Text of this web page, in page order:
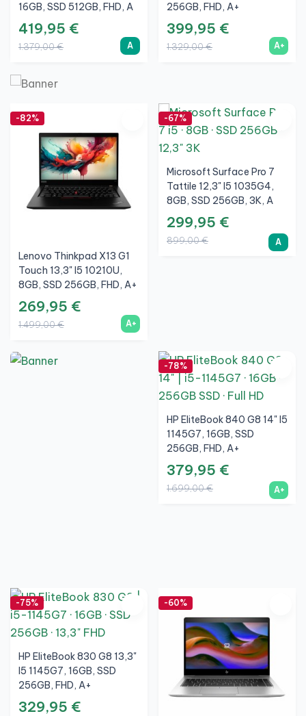
16GB, SSD 512GB, FHD, A
419,95 €
1.379,00 € A
256GB, FHD, A+
399,95 €
1.329,00 € A+
-82%
Lenovo Thinkpad X13 G1
Touch 13,3" I5 10210U,
8GB, SSD 256GB, FHD, A+
269,95 €
1.499,00 € A+
-67%
Microsoft Surface Pro 7
Tattile 12,3" I5 1035G4,
8GB, SSD 256GB, 3K, A
299,95 €
899,00 € A
-78%
HP EliteBook 840 G8 14" I5
1145G7, 16GB, SSD
256GB, FHD, A+
379,95 €
1.699,00 € A+
-75%
HP EliteBook 830 G8 13,3"
I5 1145G7, 16GB, SSD
256GB, FHD, A+
329,95 €
-60%